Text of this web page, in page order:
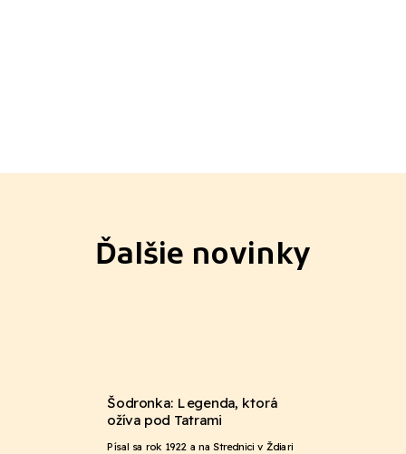
Ďalšie novinky
Šodronka: Legenda, ktorá
ožíva pod Tatrami
Písal sa rok 1922 a na Strednici v Ždiari